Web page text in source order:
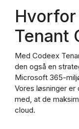
Tenant
Med Codeex
den også en
Microsoft 365-
Vores løsninger
med, at de
cloud.